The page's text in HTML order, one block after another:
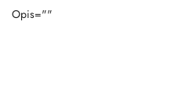
Opis=""